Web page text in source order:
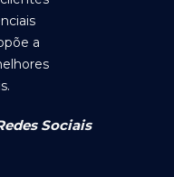
a
Sociais